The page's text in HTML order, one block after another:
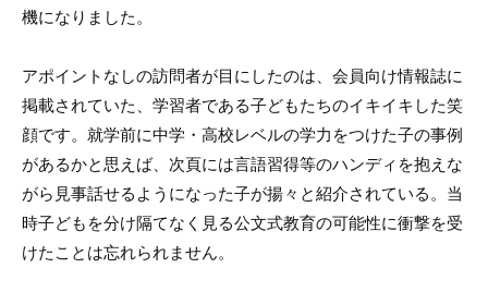
機になりました。
アポイントなしの訪問者が目にしたのは、会員向け情報誌に
掲載されていた、学習者である子どもたちのイキイキした笑
顔です。就学前に中学・高校レベルの学力をつけた子の事例
があるかと思えば、次頁には言語習得等のハンディを抱えな
がら見事話せるようになった子が揚々と紹介されている。当
時子どもを分け隔てなく見る公文式教育の可能性に衝撃を受
けたことは忘れられません。